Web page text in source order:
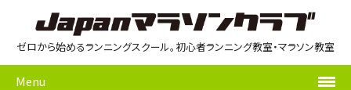
ゼロから始めるランニングスクール。初心者ランニング教室・マラソン教室
Menu